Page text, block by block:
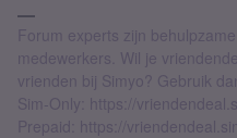
Forum experts zijn
medewerkers. Wil je
vrienden bij Simyo? Gebruik
Sim-Only: https://
Prepaid: https://